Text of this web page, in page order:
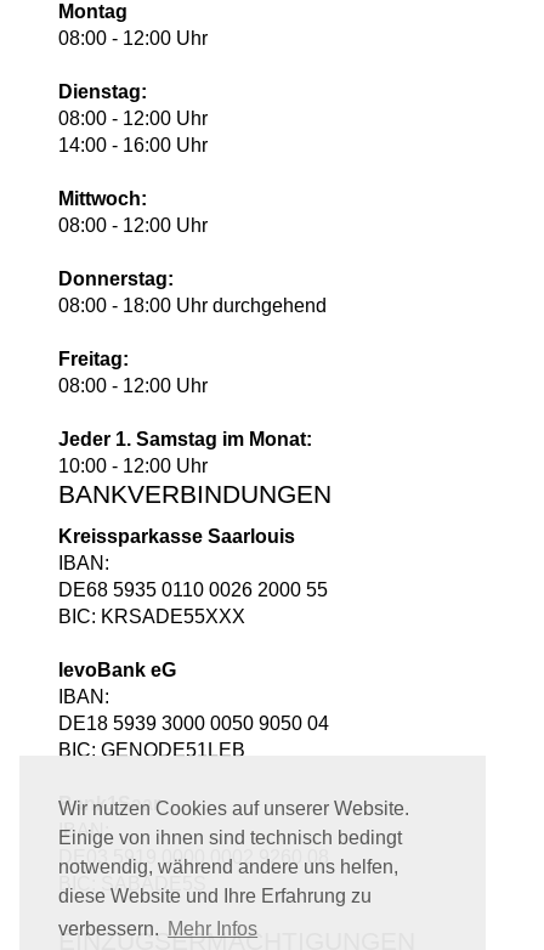
Wir nutzen Cookies auf unserer Website.
Einige von ihnen sind technisch bedingt
notwendig, während andere uns helfen,
diese Website und Ihre Erfahrung zu
verbessern. Mehr Infos
Montag
08:00 - 12:00 Uhr
Dienstag:
08:00 - 12:00 Uhr
14:00 - 16:00 Uhr
Mittwoch:
08:00 - 12:00 Uhr
Donnerstag:
08:00 - 18:00 Uhr durchgehend
Freitag:
08:00 - 12:00 Uhr
Jeder 1. Samstag im Monat:
10:00 - 12:00 Uhr
BANKVERBINDUNGEN
Kreissparkasse Saarlouis
IBAN:
DE68 5935 0110 0026 2000 55
BIC: KRSADE55XXX
levoBank eG
IBAN:
DE18 5939 3000 0050 9050 04
BIC: GENODE51LEB
Bank1Saar
IBAN:
DE03 5919 0000 0002 9260 08
BIC: SABADE5S
EINZUGSERMÄCHTIGUNGEN